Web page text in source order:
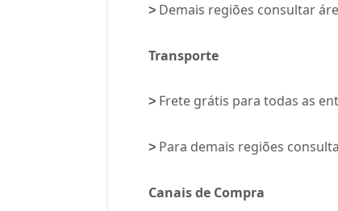
> Demais regiões consultar
Transporte
> Frete grátis para todas as
> Para demais regiões
Canais de Compra